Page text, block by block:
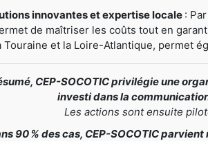
innovantes et expertise locale :
de maîtriser les coûts tout en
Touraine et la Loire-Atlantique, permet
CEP-SOCOTIC privilégie une
investi dans la
Les actions sont ensuite
90 % des cas, CEP-SOCOTIC